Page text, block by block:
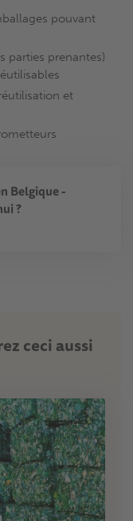
pouvant
parties prenantes)
et
Belgique -
?
ceci aussi